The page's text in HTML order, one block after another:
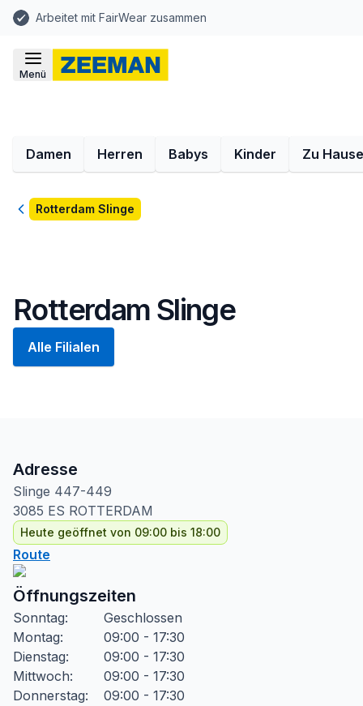
Arbeitet mit FairWear zusammen
Menü
Damen Herren Babys Kinder Zu Hause
ZurückRotterdam Slinge
Rotterdam Slinge
Alle Filialen
Adresse
Slinge 447-449
3085 ES ROTTERDAM
Heute geöffnet von 09:00 bis 18:00
Route
Öffnungszeiten
Sonntag:
Geschlossen
Montag:
09:00 - 17:30
Dienstag:
09:00 - 17:30
Mittwoch:
09:00 - 17:30
Donnerstag:
09:00 - 17:30